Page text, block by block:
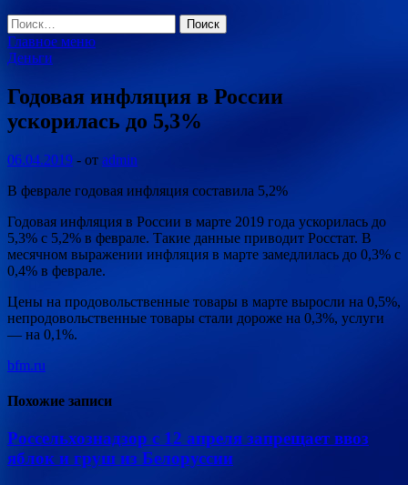
Найти:
Главное меню
Деньги
Годовая инфляция в России
ускорилась до 5,3%
06.04.2019 - от admin
В феврале годовая инфляция составила 5,2%
Годовая инфляция в России в марте 2019 года ускорилась до
5,3% с 5,2% в феврале. Такие данные приводит Росстат. В
месячном выражении инфляция в марте замедлилась до 0,3% с
0,4% в феврале.
Цены на продовольственные товары в марте выросли на 0,5%,
непродовольственные товары стали дороже на 0,3%, услуги
— на 0,1%.
bfm.ru
Похожие записи
Россельхознадзор с 12 апреля запрещает ввоз
яблок и груш из Белоруссии